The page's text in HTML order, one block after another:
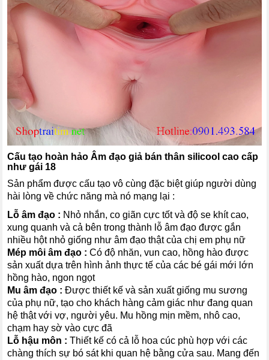
Cấu tạo hoàn hảoÂm đạo giả bán thân silicool cao cấp
như gái 18
Sản phẩm được cấu tạo vô cùng đặc biệt giúp người dùng
hài lòng về chức năng mà nó mạng lại :
Lỗ âm đạo : Nhỏ nhắn, co giãn cực tốt và độ se khít cao,
xung quanh và cả bên trong thành lỗ âm đạo được gắn
nhiều hột nhỏ giống như âm đạo thật của chị em phụ nữ
Mép môi âm đạo :Có độ nhăn, vun cao, hồng hào được
sản xuất dựa trên hình ảnh thực tế của các bé gái mới lớn
hồng hào, ngon ngọt
Mu âm đạo : Được thiết kế và sản xuất giống mu sương
của phụ nữ, tạo cho khách hàng cảm giác như đang quan
hệ thật với vợ, người yêu. Mu hồng mịn mềm, nhô cao,
chạm hay sờ vào cực đã
Lỗ hậu môn :Thiết kế có cả lỗ hoa cúc phù hợp với các
chàng thích sự bó sát khi quan hệ bằng cửa sau. Mang đến